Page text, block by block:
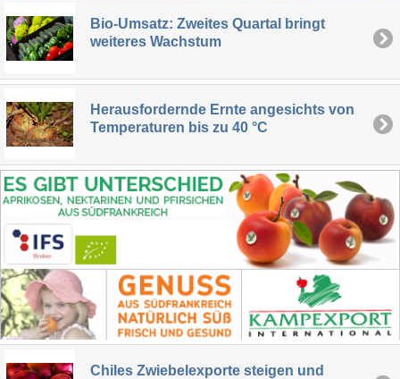
Bio-Umsatz: Zweites Quartal bringt
weiteres Wachstum
Herausfordernde Ernte angesichts von
Temperaturen bis zu 40 °C
Chiles Zwiebelexporte steigen und